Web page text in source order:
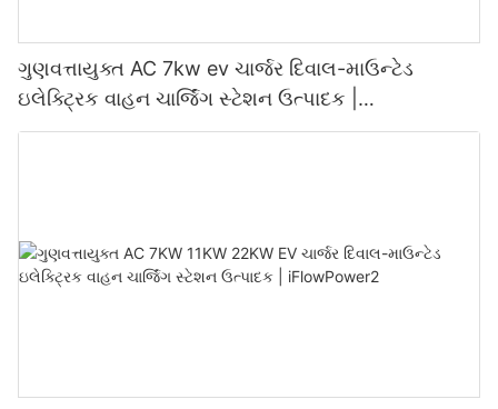
ગુણવત્તાયુક્ત AC 7kw ev ચાર્જર દિવાલ-માઉન્ટેડ
ઇલેક્ટ્રિક વાહન ચાર્જિંગ સ્ટેશન ઉત્પાદક |
iFlowPower3